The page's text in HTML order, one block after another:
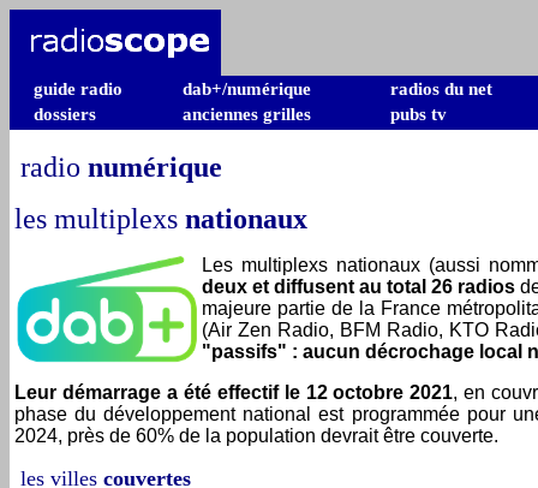
guide radio dab+/numérique
radios du net
dossiers
anciennes grilles pubs tv
radio numérique
les multiplexs nationaux
Les multiplexs nationaux (aussi
deux et diffusent au total 26 radios
majeure partie de la France
(Air Zen Radio, BFM Radio, KTO
"passifs" : aucun décrochage local
Leur démarrage a été effectif le 12 octobre 2021, en
phase du développement national est programmée pour
2024, près de 60% de la population devrait être couverte.
les villes couvertes